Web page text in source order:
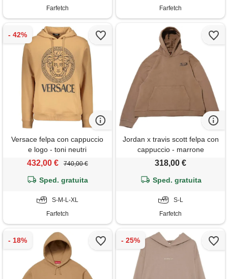
Farfetch
Farfetch
Versace felpa con cappuccio
e logo - toni neutri
432,00 € 740,00 €
Sped. gratuita
S-M-L-XL
Farfetch
Jordan x travis scott felpa con
cappuccio - marrone
318,00 €
Sped. gratuita
S-L
Farfetch